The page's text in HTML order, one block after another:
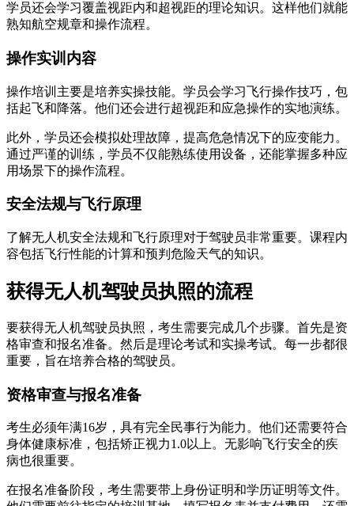
学员还会学习覆盖视距内和超视距的理论知识。这样他们就能
熟知航空规章和操作流程。
操作实训内容
操作培训主要是培养实操技能。学员会学习飞行操作技巧，包
括起飞和降落。他们还会进行超视距和应急操作的实地演练。
此外，学员还会模拟处理故障，提高危急情况下的应变能力。
通过严谨的训练，学员不仅能熟练使用设备，还能掌握多种应
用场景下的操作流程。
安全法规与飞行原理
了解无人机安全法规和飞行原理对于驾驶员非常重要。课程内
容包括飞行性能的计算和预判危险天气的知识。
获得无人机驾驶员执照的流程
要获得无人机驾驶员执照，考生需要完成几个步骤。首先是资
格审查和报名准备。然后是理论考试和实操考试。每一步都很
重要，旨在培养合格的驾驶员。
资格审查与报名准备
考生必须年满16岁，具有完全民事行为能力。他们还需要符合
身体健康标准，包括矫正视力1.0以上。无影响飞行安全的疾
病也很重要。
在报名准备阶段，考生需要带上身份证明和学历证明等文件。